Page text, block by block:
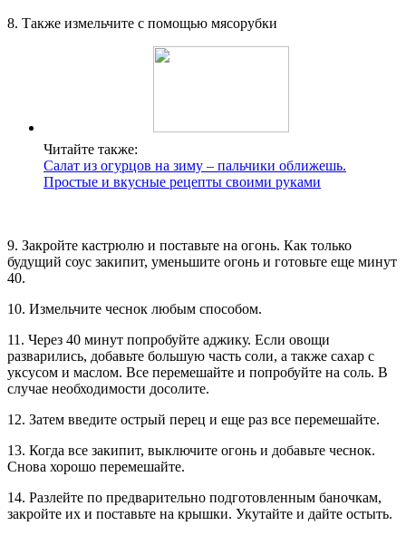
8. Также измельчите с помощью мясорубки
Читайте также:
Салат из огурцов на зиму – пальчики оближешь.
Простые и вкусные рецепты своими руками
9. Закройте кастрюлю и поставьте на огонь. Как только
будущий соус закипит, уменьшите огонь и готовьте еще минут
40.
10. Измельчите чеснок любым способом.
11. Через 40 минут попробуйте аджику. Если овощи
разварились, добавьте большую часть соли, а также сахар с
уксусом и маслом. Все перемешайте и попробуйте на соль. В
случае необходимости досолите.
12. Затем введите острый перец и еще раз все перемешайте.
13. Когда все закипит, выключите огонь и добавьте чеснок.
Снова хорошо перемешайте.
14. Разлейте по предварительно подготовленным баночкам,
закройте их и поставьте на крышки. Укутайте и дайте остыть.